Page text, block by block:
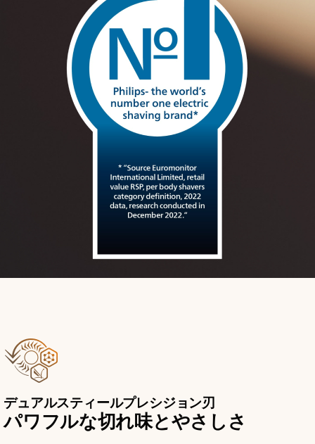
デュアルスティールプレシジョン刃
パワフルな切れ味とやさしさ